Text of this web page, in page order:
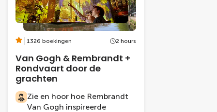
1326 boekingen 2 hours
Van Gogh & Rembrandt +
Rondvaart door de
grachten
Zie en hoor hoe Rembrandt
Van Gogh inspireerde